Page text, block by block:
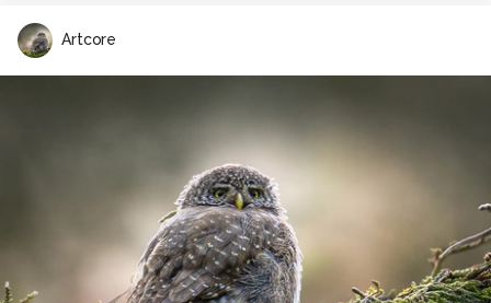
Artcore